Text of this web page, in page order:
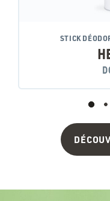
STICK